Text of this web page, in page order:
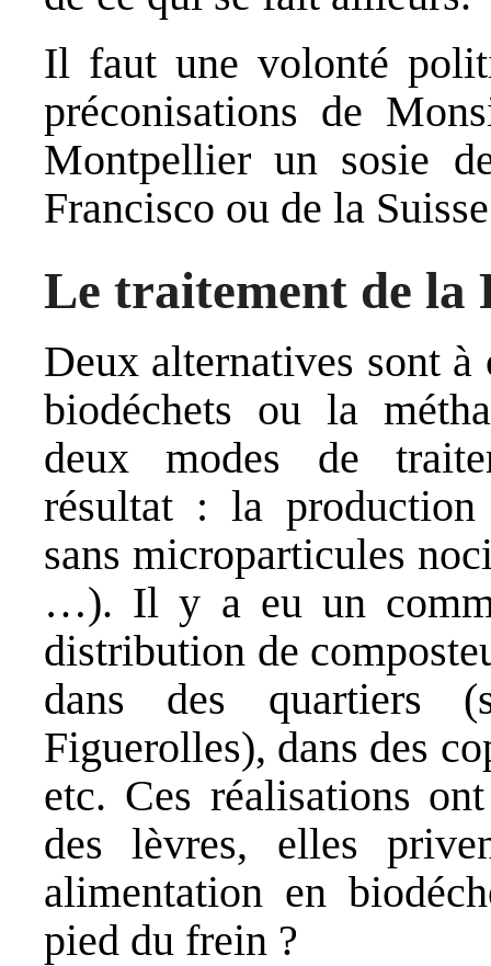
Il faut une volonté
préconisations de
Montpellier un sosie
Francisco ou de la
Le traitement de la
Deux alternatives sont à
biodéchets ou la
deux modes de
résultat : la production
sans microparticules
…). Il y a eu un
distribution de
dans des quartiers
Figuerolles), dans des
etc. Ces réalisations
des lèvres, elles
alimentation en
pied du frein ?